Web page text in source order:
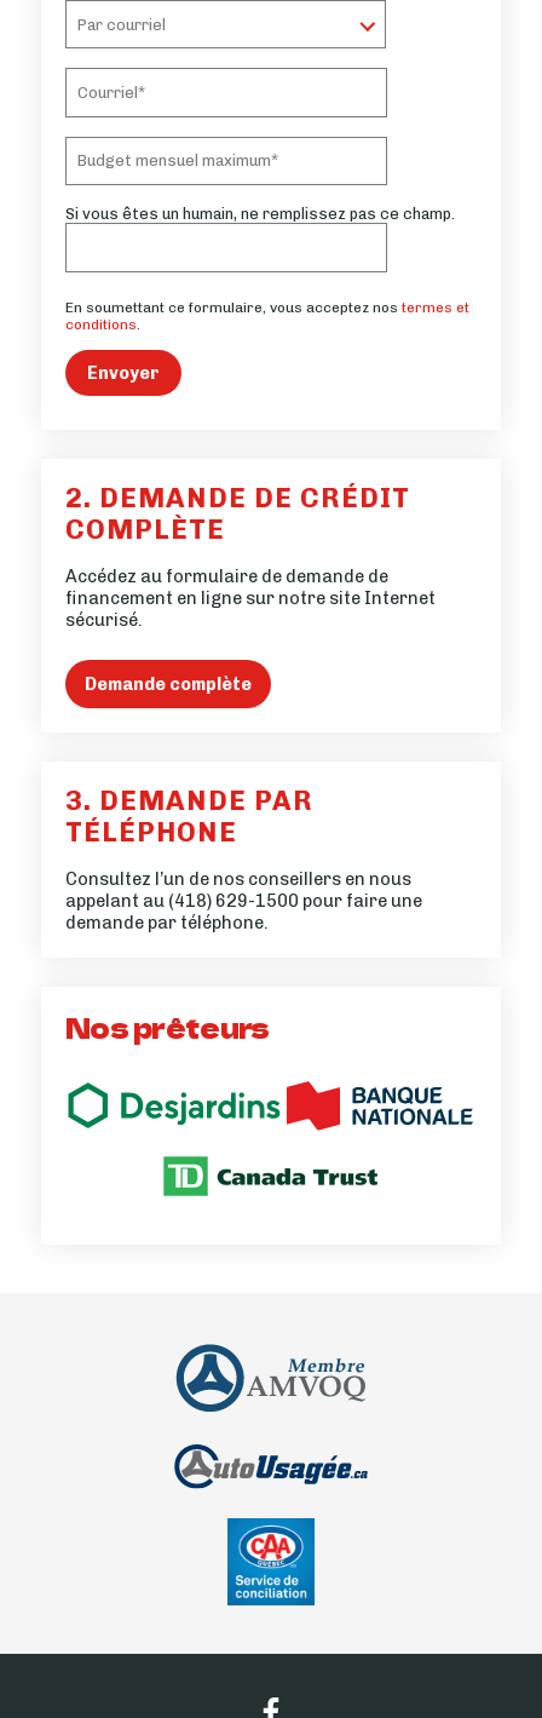
Si vous êtes un humain, ne remplissez pas ce champ.
En soumettant ce formulaire, vous acceptez nos termes et
conditions
Envoyer
2. DEMANDE DE CRÉDIT
COMPLÈTE
Accédez au formulaire de demande de
financement en ligne sur notre site Internet
sécurisé.
Demande complète
3. DEMANDE PAR
TÉLÉPHONE
Consultez l’un de nos conseillers en nous
appelant au (418) 629-1500 pour faire une
demande par téléphone.
Nos prêteurs